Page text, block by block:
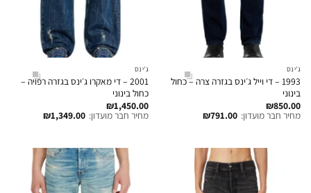
ג'ינס
1993 – די וייל ג׳ינס בגזרה צרה – כחול
בינוני
₪850.00
מחיר חבר מועדון: ₪791.00
ג'ינס
2001 – די מאקרו ג׳ינס בגזרה רפויה –
כחול בינוני
₪1,450.00
מחיר חבר מועדון: ₪1,349.00